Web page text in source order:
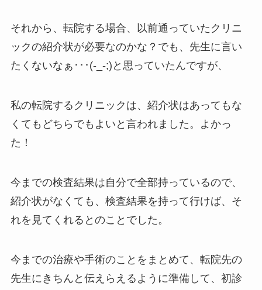
それから、転院する場合、以前通っていたクリニ
ックの紹介状が必要なのかな？でも、先生に言い
たくないなぁ･･･(-_-;)と思っていたんですが、
私の転院するクリニックは、紹介状はあってもな
くてもどちらでもよいと言われました。よかっ
た！
今までの検査結果は自分で全部持っているので、
紹介状がなくても、検査結果を持って行けば、そ
れを見てくれるとのことでした。
今までの治療や手術のことをまとめて、転院先の
先生にきちんと伝えらえるように準備して、初診